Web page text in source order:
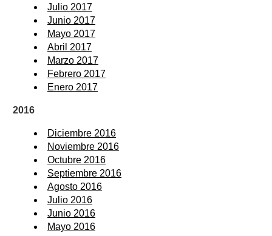
Julio 2017
Junio 2017
Mayo 2017
Abril 2017
Marzo 2017
Febrero 2017
Enero 2017
2016
Diciembre 2016
Noviembre 2016
Octubre 2016
Septiembre 2016
Agosto 2016
Julio 2016
Junio 2016
Mayo 2016